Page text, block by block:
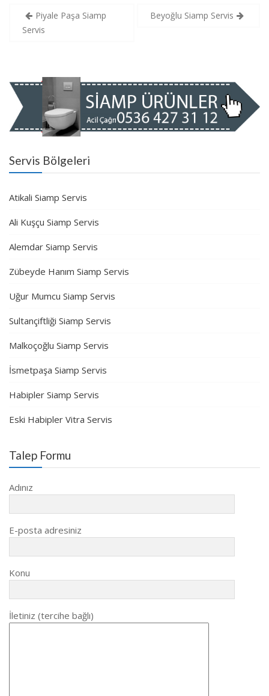
Yazı
gezinmesi
Piyale Paşa Siamp
Servis
Beyoğlu Siamp Servis
Servis Bölgeleri
Atikali Siamp Servis
Ali Kuşçu Siamp Servis
Alemdar Siamp Servis
Zübeyde Hanım Siamp Servis
Uğur Mumcu Siamp Servis
Sultançiftliği Siamp Servis
Malkoçoğlu Siamp Servis
İsmetpaşa Siamp Servis
Habipler Siamp Servis
Eski Habipler Vitra Servis
Talep Formu
Adınız
E-posta adresiniz
Konu
İletiniz (tercihe bağlı)